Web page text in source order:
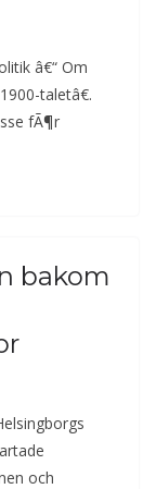
â€“ Om
taletâ€.
fÃ¶r
bakom
och